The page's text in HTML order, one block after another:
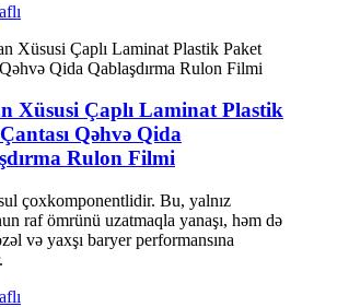
Xüsusi Çaplı Laminat Plastik
Qəhvə Qida
Rulon Filmi
çoxkomponentlidir. Bu, yalnız
raf ömrünü uzatmaqla yanaşı, həm də
və yaxşı baryer performansına